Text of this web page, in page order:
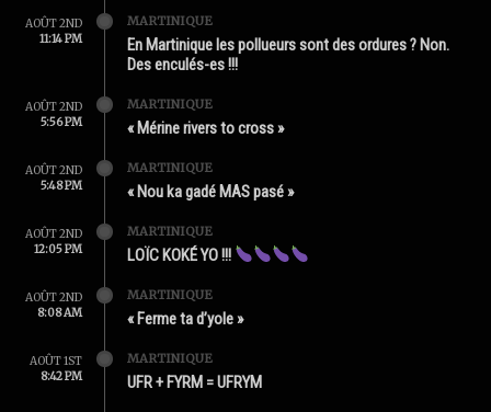
AOÛT 2ND
11:14 PM
MARTINIQUE
En Martinique les pollueurs sont des ordures ? Non.
Des enculés-es !!!
AOÛT 2ND
5:56 PM
MARTINIQUE
« Mérine rivers to cross »
AOÛT 2ND
5:48 PM
MARTINIQUE
« Nou ka gadé MAS pasé »
AOÛT 2ND
12:05 PM
MARTINIQUE
LOÏC KOKÉ YO !!!
AOÛT 2ND
8:08 AM
MARTINIQUE
« Ferme ta d’yole »
AOÛT 1ST
8:42 PM
MARTINIQUE
UFR + FYRM = UFRYM